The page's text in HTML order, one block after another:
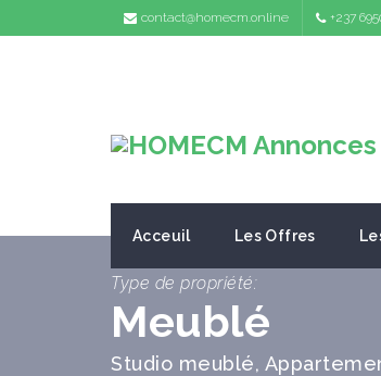
contact@homecm.online +237
Acceuil Les Offres
Type de propriété:
Meublé
Studio meublé,